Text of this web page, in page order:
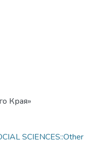
Края»
SCIENCES::Other